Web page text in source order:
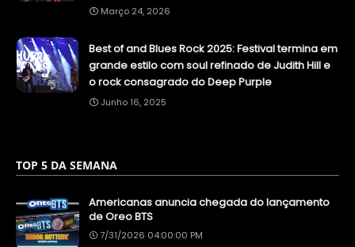
Março 24, 2026
Best of and Blues Rock 2025: Festival termina em
grande estilo com soul refinado de Judith Hill e
o rock consagrado do Deep Purple
Junho 16, 2025
TOP 5 DA SEMANA
Americanas anuncia chegada do lançamento
de Oreo BTS
7/31/2026 04:00:00 PM